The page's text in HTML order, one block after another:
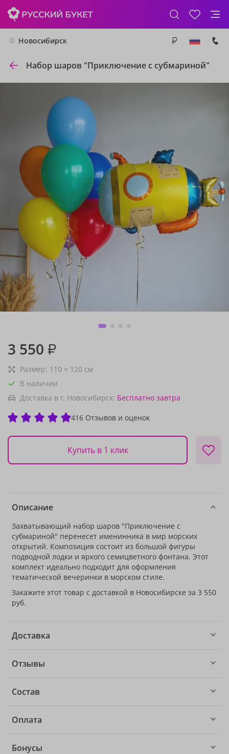
Новосибирск
Набор шаров "Приключение с субмариной"
3 550 ₽
Размер: 110 × 120 см
В наличии
Доставка в г. Новосибирск: Бесплатно завтра
416 Отзывов и оценок
Купить в 1 клик
Описание
Захватывающий набор шаров "Приключение с
субмариной" перенесет именинника в мир морских
открытий. Композиция состоит из большой фигуры
подводной лодки и яркого семицветного фонтана. Этот
комплект идеально подходит для оформления
тематической вечеринки в морском стиле.
Закажите этот товар с доставкой в Новосибирске за 3 550
руб.
Доставка
Отзывы
Состав
Оплата
Бонусы